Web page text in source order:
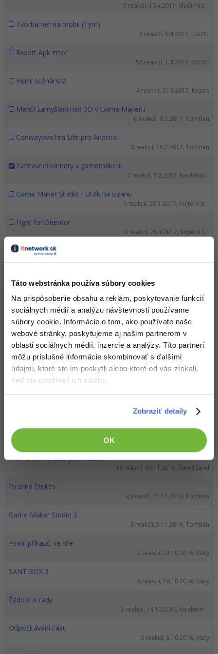
Táto webstránka používa súbory cookies
Na prispôsobenie obsahu a reklám, poskytovanie funkcií
sociálnych médií a analýzu návštevnosti používame
súbory cookie. Informácie o tom, ako používate naše
webové stránky, poskytujeme aj našim partnerom v
oblasti sociálnych médií, inzercie a analýzy. Títo partneri
môžu príslušné informácie skombinovať s ďalšími
údajmi, ktoré ste im poskytli alebo ktoré od vás získali,
keď ste používali ich služby.
Zobraziť detaily
OK
7 reakcií, 10.4.2017, Vladimíra...
Tvorba her na mobil (Tým)
3 reakcií, 9.4.2017, EDDYE
Export Apk error
56 reakcií, 1.4.2017, EDDYE
Herní scénárista
4 reakcií, 21.3.2017, Kvapo
Menší zamyšlení nad 3D v Game Makeru
0 reakcií, 9.3.2017, TomBen
Conwayova hra Life pro Android
0 reakcií, 18.2.2017, TomBen
Nastavení kamery v gamemakeru
7 reakcií, 7.2.2017, Neaktivní...
Game Maker Studio - Útok na stranu
1 reakcií, 28.1.2017, Vojtěch B...
Fight for Beerdor
3 reakcií, 25.1.2017, Vojtěch L...
Betatest + optimalizace
Chyba zabezpečení adroid
3 reakcií, 18.1.2017, kr.martin
Problém s více modely
2 reakcií, 14.1.2017, Maty
Tónový generátor.
6 reakcií, 31.12.2016, Bartolomě...
gamemaker spawn generator
4 reakcií, 1.12.2016, Damian Beck
Milionář
0 reakcií, 26.11.2016, kr.martin
Proměnná náležící jiné instanci
19 reakcií, 23.11.2016, David Šercl
Piranha Strikes
0 reakcií, 21.11.2016, TomBen
Game Maker Studio 2
3 reakcií, 5.11.2016, TomBen
Psaní příkazů ve hře
2 reakcií, 22.10.2016, Maty
SANT BOX 3
8 reakcií, 16.10.2016, Maty
Žádost o rady
3 reakcií, 14.10.2016, Neaktivní...
Odpočítávání času
3 reakcií, 5.10.2016, Maty